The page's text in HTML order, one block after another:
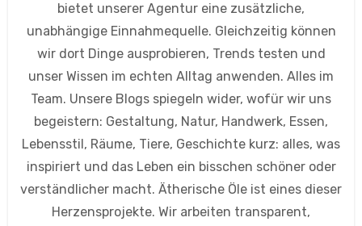
bietet unserer Agentur eine zusätzliche,
unabhängige Einnahmequelle. Gleichzeitig können
wir dort Dinge ausprobieren, Trends testen und
unser Wissen im echten Alltag anwenden. Alles im
Team. Unsere Blogs spiegeln wider, wofür wir uns
begeistern: Gestaltung, Natur, Handwerk, Essen,
Lebensstil, Räume, Tiere, Geschichte kurz: alles, was
inspiriert und das Leben ein bisschen schöner oder
verständlicher macht. Ätherische Öle ist eines dieser
Herzensprojekte. Wir arbeiten transparent,